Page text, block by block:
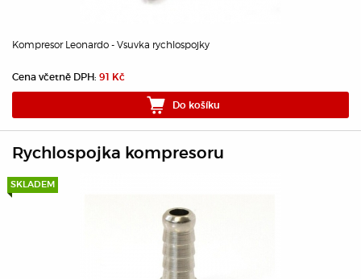
Kompresor Leonardo - Vsuvka rychlospojky
Cena včetně DPH: 91 Kč
Do košíku
Rychlospojka kompresoru
SKLADEM